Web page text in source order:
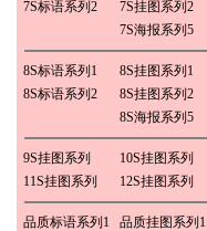
7S标语系列2
7S挂图系列2
7S海报系列5
8S标语系列1
8S挂图系列1
8S标语系列2
8S挂图系列2
8S海报系列5
9S挂图系列
10S挂图系列
11S挂图系列
12S挂图系列
品质标语系列1
品质挂图系列1